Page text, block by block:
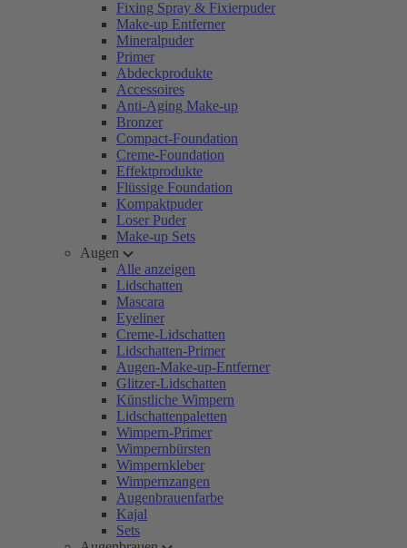
Fixing Spray & Fixierpuder
Make-up Entferner
Mineralpuder
Primer
Abdeckprodukte
Accessoires
Anti-Aging Make-up
Bronzer
Compact-Foundation
Creme-Foundation
Effektprodukte
Flüssige Foundation
Kompaktpuder
Loser Puder
Make-up Sets
Augen
Alle anzeigen
Lidschatten
Mascara
Eyeliner
Creme-Lidschatten
Lidschatten-Primer
Augen-Make-up-Entferner
Glitzer-Lidschatten
Künstliche Wimpern
Lidschattenpaletten
Wimpern-Primer
Wimpernbürsten
Wimpernkleber
Wimpernzangen
Augenbrauenfarbe
Kajal
Sets